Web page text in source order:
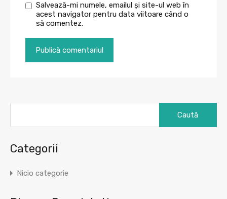
Salvează-mi numele, emailul și site-ul web în
acest navigator pentru data viitoare când o
să comentez.
Categorii
Nicio categorie